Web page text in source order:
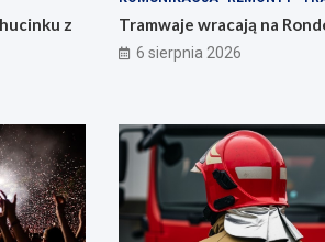
z
Tramwaje wracają na
6 sierpnia 2026